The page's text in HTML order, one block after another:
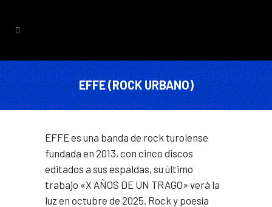
EFFE (ROCK URBANO)
EFFE es una banda de rock turolense
fundada en 2013, con cinco discos
editados a sus espaldas, su último
trabajo «X AÑOS DE UN TRAGO» verá la
luz en octubre de 2025. Rock y poesía